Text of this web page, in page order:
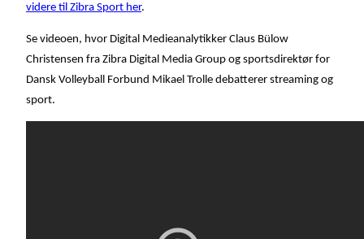
videre til Zibra Sport her.
Se videoen, hvor Digital Medieanalytikker Claus Bülow
Christensen fra Zibra Digital Media Group og sportsdirektør for
Dansk Volleyball Forbund Mikael Trolle debatterer streaming og
sport.